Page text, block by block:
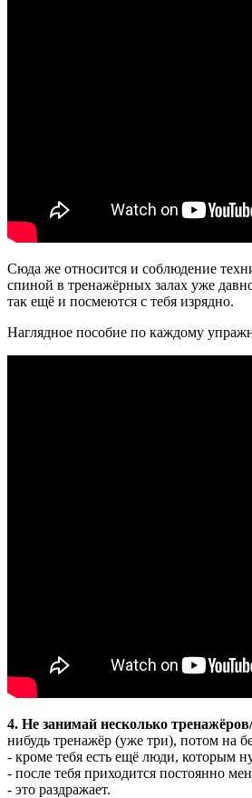
Сюда же относится и соблюдение
спиной в тренажёрных залах уже
так ещё и посмеются с тебя изрядно.
Наглядное пособие по каждому
4. Не занимай несколько
нибудь тренажёр (уже три), потом на
- кроме тебя есть ещё люди, которым
- после тебя приходится постоянно
- это раздражает.